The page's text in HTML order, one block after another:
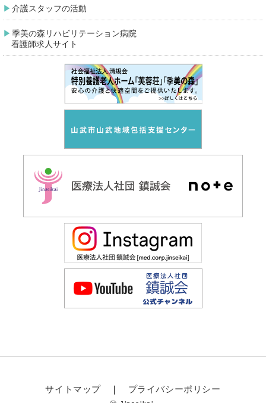
介護スタッフの活動
季美の森リハビリテーション病院
看護師求人サイト
サイトマップ プライバシーポリシー